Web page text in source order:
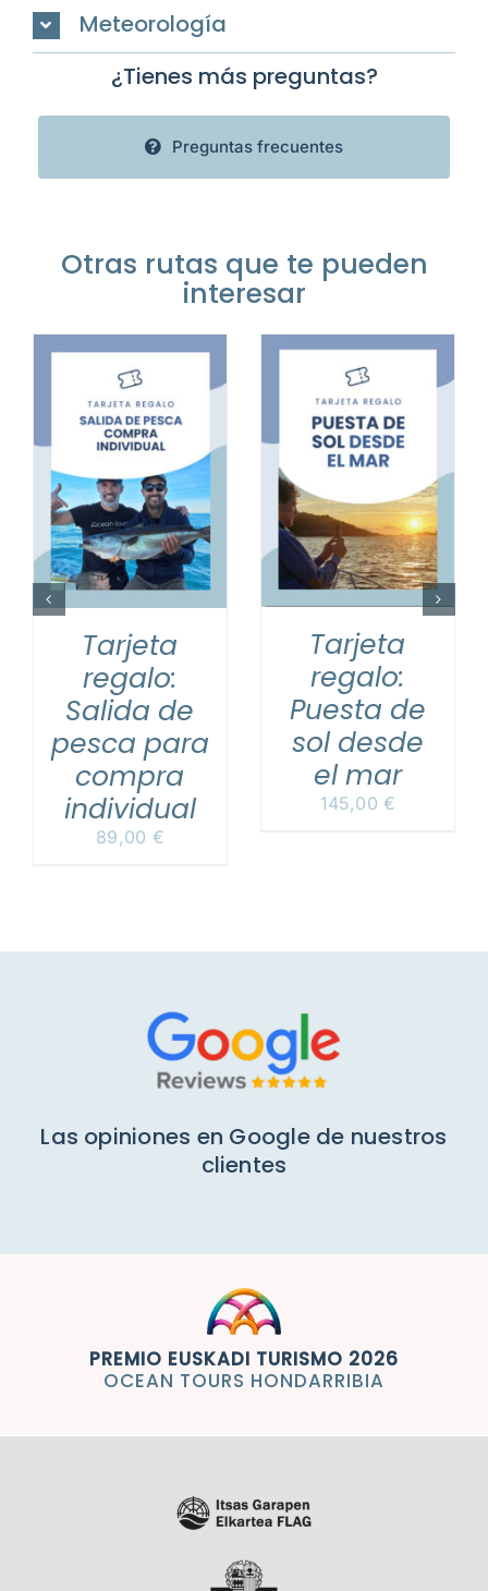
Meteorología
¿Tienes más preguntas?
Preguntas frecuentes
Otras rutas que te pueden
interesar
Tarjeta
regalo:
Salida de
pesca para
compra
individual
89,00 €
AÑADIR AL CARRITO
/
DETALLES
Tarjeta
regalo:
Puesta de
sol desde
el mar
145,00€
AÑADIR AL CARRITO
DETALLES
Las opiniones en Google de nuestros
clientes
PREMIO EUSKADI TURISMO 2026
OCEAN TOURS HONDARRIBIA